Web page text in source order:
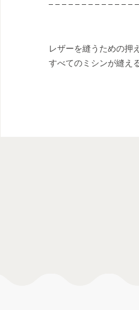
レザーを縫うための押
すべてのミシンが縫え